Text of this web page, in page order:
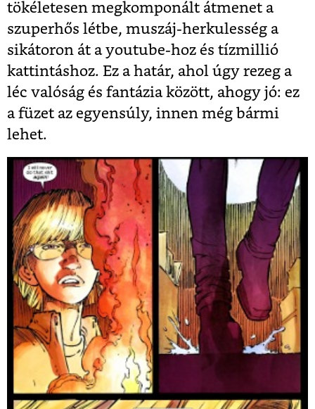
tökéletesen megkomponált átmenet a
szuperhős létbe, muszáj-herkulesség a
sikátoron át a youtube-hoz és tízmillió
kattintáshoz. Ez a határ, ahol úgy rezeg a
léc valóság és fantázia között, ahogy jó: ez
a füzet az egyensúly, innen még bármi
lehet.